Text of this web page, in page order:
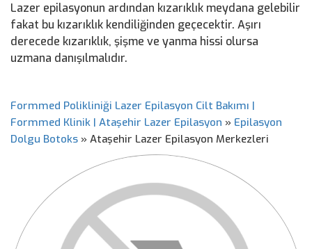
Lazer epilasyonun ardından kızarıklık meydana gelebilir
fakat bu kızarıklık kendiliğinden geçecektir. Aşırı
derecede kızarıklık, şişme ve yanma hissi olursa
uzmana danışılmalıdır.
Formmed Polikliniği Lazer Epilasyon Cilt Bakımı |
Formmed Klinik | Ataşehir Lazer Epilasyon » Epilasyon
Dolgu Botoks » Ataşehir Lazer Epilasyon Merkezleri